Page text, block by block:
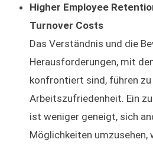
Higher Employee
Turnover Costs
Das Verständnis und die
Herausforderungen, mit
konfrontiert sind, führen
Arbeitszufriedenheit. Ein
ist weniger geneigt, sich
Möglichkeiten umzusehen,